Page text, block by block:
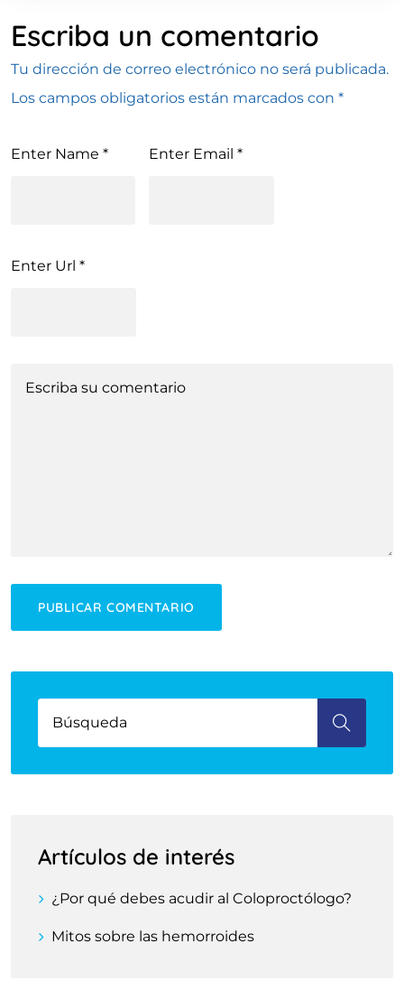
Escriba un comentario
Tu dirección de correo electrónico no será publicada.
Los campos obligatorios están marcados con *
Enter Name * Enter Email*
Enter Url *
Artículos de interés
¿Por qué debes acudir al Coloproctólogo?
Mitos sobre las hemorroides